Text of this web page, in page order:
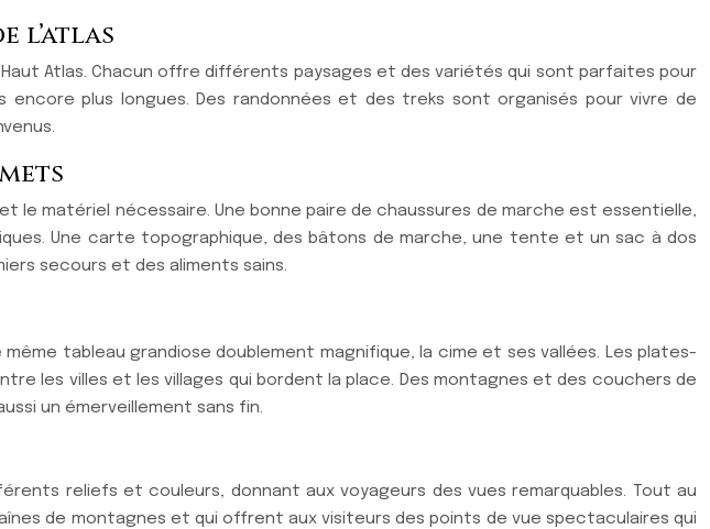
l’atlas
Atlas. Chacun offre différents paysages et des variétés qui sont parfaites pour
plus longues. Des randonnées et des treks sont organisés pour vivre de
le matériel nécessaire. Une bonne paire de chaussures de marche est essentielle,
Une carte topographique, des bâtons de marche, une tente et un sac à dos
secours et des aliments sains.
tableau grandiose doublement magnifique, la cime et ses vallées. Les plates-
les villes et les villages qui bordent la place. Des montagnes et des couchers de
un émerveillement sans fin.
reliefs et couleurs, donnant aux voyageurs des vues remarquables. Tout au
de montagnes et qui offrent aux visiteurs des points de vue spectaculaires qui